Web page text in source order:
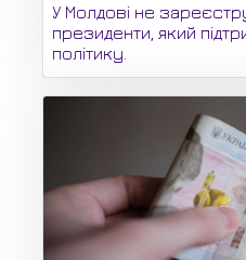
У Молдові не
президенти, який
політику.